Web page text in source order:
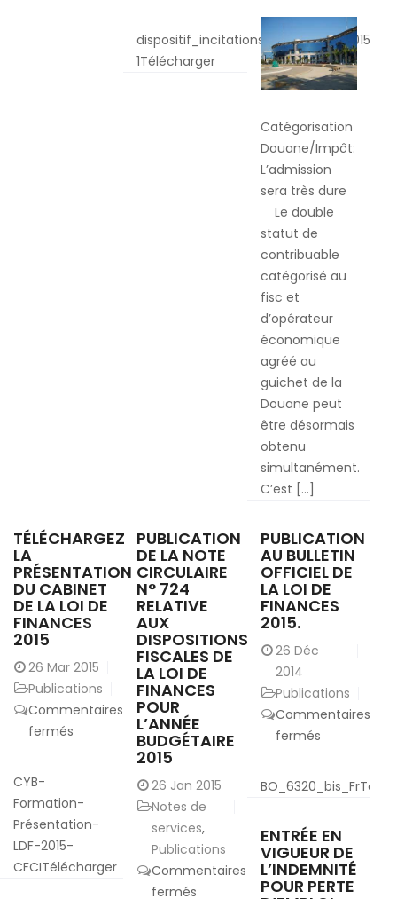
par
la
Direction
dispositif_incitations_fiscales_fr_2015-
1Télécharger
Septembre
2015
-
–
du
23
Septembre
Catégorisation
Douane/Impôt:
L’admission
sera très dure
Le double
statut de
contribuable
catégorisé au
fisc et
d’opérateur
économique
agréé au
guichet de la
Douane peut
être désormais
obtenu
simultanément.
C’est […]
TÉLÉCHARGEZ
LA
PRÉSENTATION
DU CABINET
DE LA LOI DE
FINANCES
2015
26 Mar 2015
Publications
Commentaires
fermés
Téléchargez
présentation
du
de
CYB-
Formation-
Présentation-
LDF-2015-
CFCITélécharger
PUBLICATION
DE LA NOTE
CIRCULAIRE
N° 724
RELATIVE
AUX
DISPOSITIONS
FISCALES DE
LA LOI DE
FINANCES
POUR
L’ANNÉE
BUDGÉTAIRE
2015
26 Jan 2015
Notes de
services,
Publications
Commentaires
fermés
PUBLICATION
AU BULLETIN
OFFICIEL DE
LA LOI DE
FINANCES
2015.
26 Déc
2014
Publications
Commentaires
ferméssur
au
Bulletin
de
la
Loi
ENTRÉE EN
VIGUEUR DE
L’INDEMNITÉ
POUR PERTE